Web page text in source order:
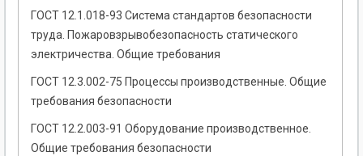
ГОСТ 12.1.018-93 Система стандартов безопасности
трудa. Пожаровзрывобезопасность статического
электричества. Общие тpебования
ГОСТ 12.3.002-75 Процессы производственные. Общие
требования безопасности
ГОСТ 12.2.003-91 Оборудование производственное.
Общие требования безопасности